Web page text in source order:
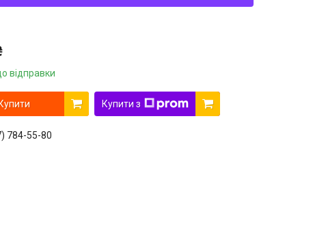
відправки
Купити Купити з
784-55-80